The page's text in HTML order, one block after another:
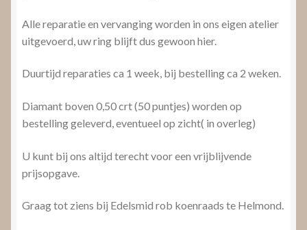
Alle reparatie en vervanging worden in ons eigen atelier
uitgevoerd, uw ring blijft dus gewoon hier.
Duurtijd reparaties ca 1 week, bij bestelling ca 2 weken.
Diamant boven 0,50 crt (50 puntjes) worden op
bestelling geleverd, eventueel op zicht( in overleg)
U kunt bij ons altijd terecht voor een vrijblijvende
prijsopgave.
Graag tot ziens bij Edelsmid rob koenraads te Helmond.